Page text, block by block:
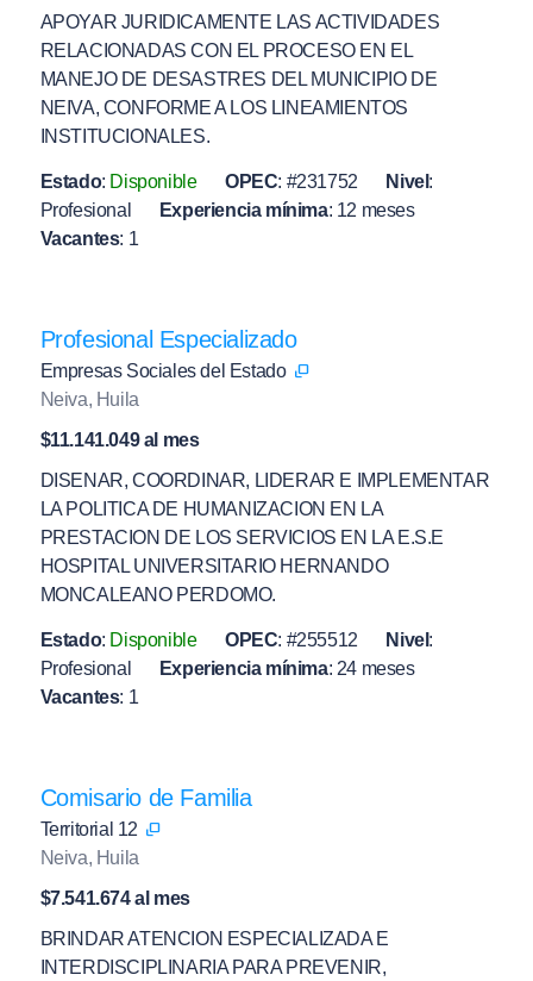
APOYAR JURIDICAMENTE LAS ACTIVIDADES
RELACIONADAS CON EL PROCESO EN EL
MANEJO DE DESASTRES DEL MUNICIPIO DE
NEIVA, CONFORME A LOS LINEAMIENTOS
INSTITUCIONALES.
Estado: Disponible OPEC: #231752 Nivel :
Profesional
Experiencia mínima: 12 meses
Vacantes: 1
Profesional Especializado
Empresas Sociales del Estado
Neiva, Huila
$11.141.049 al mes
DISENAR, COORDINAR, LIDERAR E IMPLEMENTAR
LA POLITICA DE HUMANIZACION EN LA
PRESTACION DE LOS SERVICIOS EN LA E.S.E
HOSPITAL UNIVERSITARIO HERNANDO
MONCALEANO PERDOMO.
Estado: Disponible OPEC: #255512 Nivel :
Profesional
Experiencia mínima: 24 meses
Vacantes: 1
Comisario de Familia
Territorial 12
Neiva, Huila
$7.541.674 al mes
BRINDAR ATENCION ESPECIALIZADA E
INTERDISCIPLINARIA PARA PREVENIR,